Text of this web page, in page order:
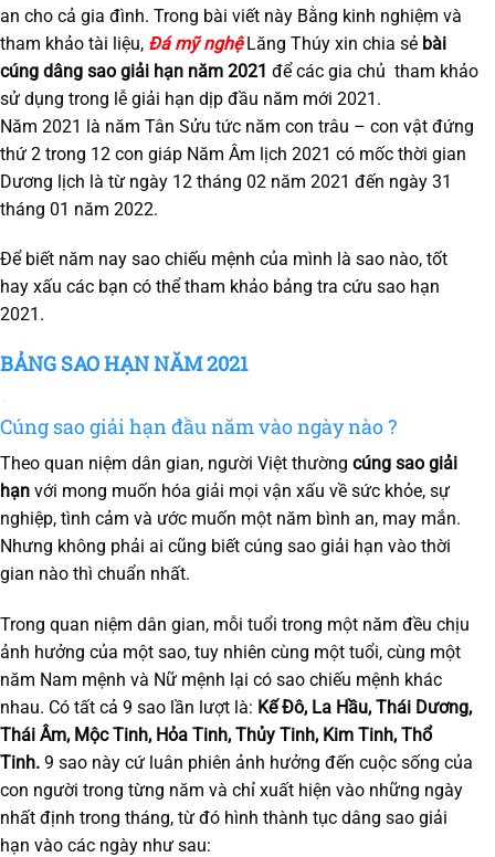
an cho cả gia đình. Trong bài viết này Bằng kinh nghiệm và
tham khảo tài liệu, Đá mỹ nghệ Lăng Thúy xin chia sẻ bài
cúng dâng sao giải hạn năm 2021 để các gia chủ tham khảo
sử dụng trong lễ giải hạn dịp đầu năm mới 2021.
Năm 2021 là năm Tân Sửu tức năm con trâu – con vật đứng
thứ 2 trong 12 con giáp Năm Âm lịch 2021 có mốc thời gian
Dương lịch là từ ngày 12 tháng 02 năm 2021 đến ngày 31
tháng 01 năm 2022.
Để biết năm nay sao chiếu mệnh của mình là sao nào, tốt
hay xấu các bạn có thể tham khảo bảng tra cứu sao hạn
2021.
BẢNG SAO HẠN NĂM 2021
Cúng sao giải hạn đầu năm vào ngày nào ?
Theo quan niệm dân gian, người Việt thường cúng sao giải
hạn với mong muốn hóa giải mọi vận xấu về sức khỏe, sự
nghiệp, tình cảm và ước muốn một năm bình an, may mắn.
Nhưng không phải ai cũng biết cúng sao giải hạn vào thời
gian nào thì chuẩn nhất.
Trong quan niệm dân gian, mỗi tuổi trong một năm đều chịu
ảnh hưởng của một sao, tuy nhiên cùng một tuổi, cùng một
năm Nam mệnh và Nữ mệnh lại có sao chiếu mệnh khác
nhau. Có tất cả 9 sao lần lượt là: Kế Đô, La Hầu, Thái Dương,
Thái Âm, Mộc Tinh, Hỏa Tinh, Thủy Tinh, Kim Tinh, Thổ
Tinh. 9 sao này cứ luân phiên ảnh hưởng đến cuộc sống của
con người trong từng năm và chỉ xuất hiện vào những ngày
nhất định trong tháng, từ đó hình thành tục dâng sao giải
hạn vào các ngày như sau: